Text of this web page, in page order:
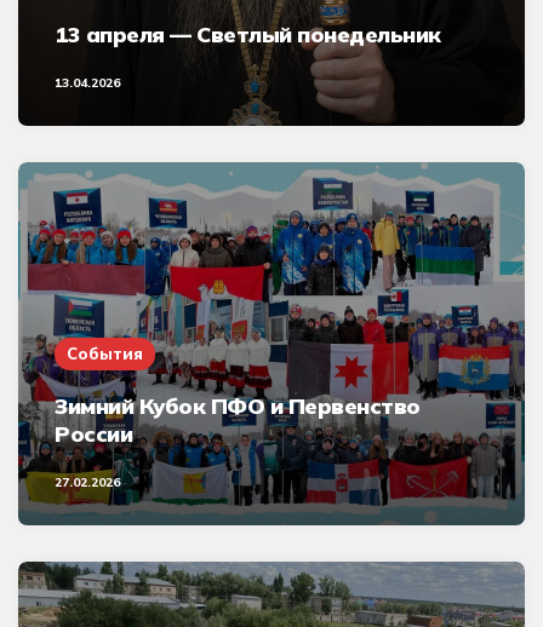
13 апреля — Светлый понедельник
13.04.2026
События
Зимний Кубок ПФО и Первенство
России
27.02.2026